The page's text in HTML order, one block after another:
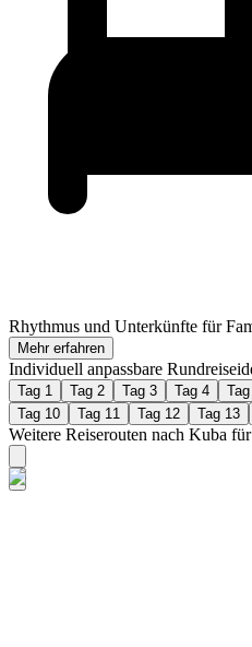
Rhythmus und Unterkünfte für
Mehr erfahren
Individuell anpassbare
Tag 1 Tag 2 Tag 3 Tag 4
Tag 10
Tag 11 Tag 12 Tag 13
Weitere Reiserouten nach Kuba